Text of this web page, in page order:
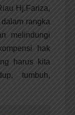
Hj.Fariza,
rangka
melindungi
hak
harus kita
tumbuh,